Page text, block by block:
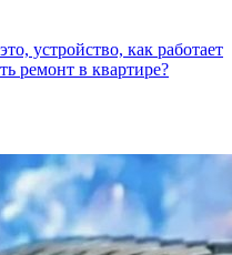
устройство, как работает
ремонт в квартире?